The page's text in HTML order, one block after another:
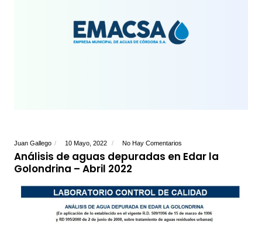
Juan Gallego 10 Mayo, 2022 No Hay Comentarios
Análisis de aguas depuradas en Edar la
Golondrina – Abril 2022